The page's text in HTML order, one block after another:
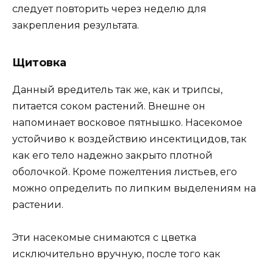
следует повторить через неделю для
закрепления результата.
Щитовка
Данный вредитель так же, как и трипсы,
питается соком растений. Внешне он
напоминает восковое пятнышко. Насекомое
устойчиво к воздействию инсектицидов, так
как его тело надежно закрыто плотной
оболочкой. Кроме пожелтения листьев, его
можно определить по липким выделениям на
растении.
Эти насекомые снимаются с цветка
исключительно вручную, после того как